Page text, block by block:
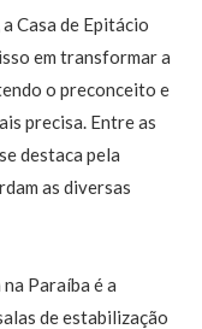
Casa de Epitácio
em transformar a
o preconceito e
precisa. Entre as
destaca pela
as diversas
Paraíba é a
de estabilização